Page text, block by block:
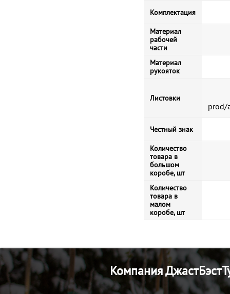
Комплектация
Материал
рабочей
части
Материал
рукояток
Листовки
prod/
Честный знак
Количество
товара в
большом
коробе, шт
Количество
товара в
малом
коробе, шт
Компания